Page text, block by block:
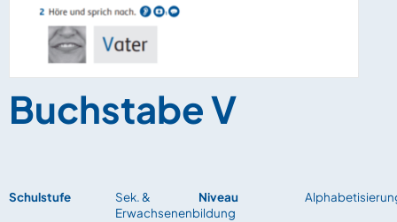
Buchstabe V
Schulstufe
Sek. &
Erwachsenenbildung
Niveau